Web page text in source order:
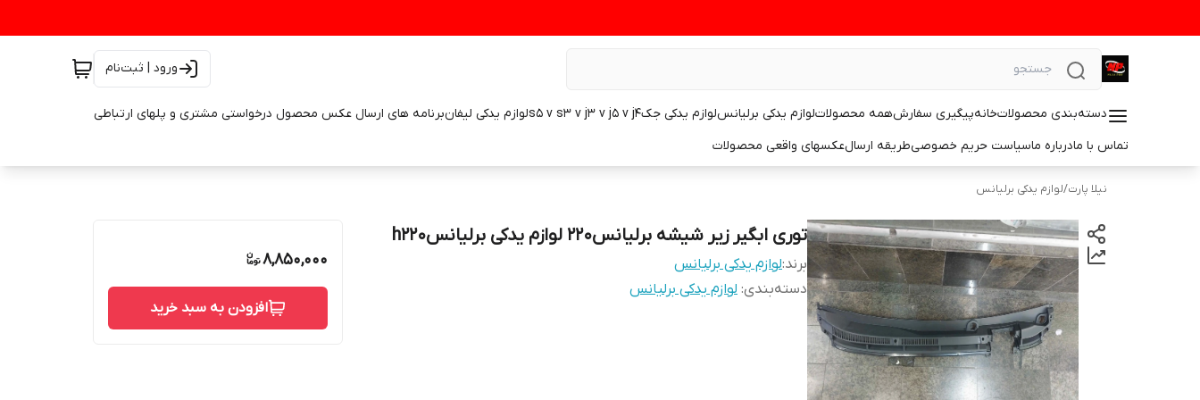
ورود | ثبت‌نام
دسته‌بندی محصولاتخانهپیگیری سفارشهمه محصولاتلوازم یدکی برلیانسلوازم یدکی جکs5 v s3 v j3 v j5 v j4 لوازم یدکی لیفانبرنامه های ارسال عکس محصول درخواستی مشتری و پلهای ارتباطی
تماس با مادرباره ماسیاست حریم خصوصیطریقه ارسالعکسهای واقعی محصولات
نیلا پارت/لوازم یدکی برلیانس
توری ابگیر زیر شیشه برلیانس۲۲۰ لوازم یدکی برلیانسh220
برند:لوازم یدکی برلیانس
دسته‌بندی: لوازم یدکی برلیانس
8,850,000
افزودن به سبد خرید